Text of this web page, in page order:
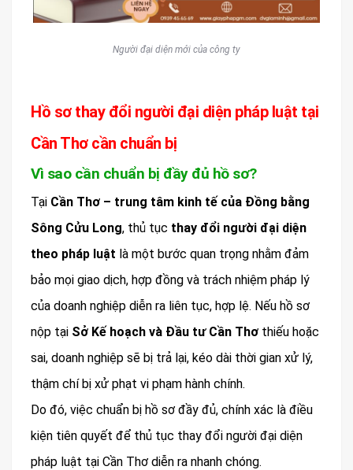
Người đại diện mới của công ty
Hồ sơ thay đổi người đại diện pháp luật tại
Cần Thơ cần chuẩn bị
Vì sao cần chuẩn bị đầy đủ hồ sơ?
Tại Cần Thơ – trung tâm kinh tế của Đồng bằng
Sông Cửu Long, thủ tục thay đổi người đại diện
theo pháp luật là một bước quan trọng nhằm đảm
bảo mọi giao dịch, hợp đồng và trách nhiệm pháp lý
của doanh nghiệp diễn ra liên tục, hợp lệ. Nếu hồ sơ
nộp tại Sở Kế hoạch và Đầu tư Cần Thơ thiếu hoặc
sai, doanh nghiệp sẽ bị trả lại, kéo dài thời gian xử lý,
thậm chí bị xử phạt vi phạm hành chính.
Do đó, việc chuẩn bị hồ sơ đầy đủ, chính xác là điều
kiện tiên quyết để thủ tục thay đổi người đại diện
pháp luật tại Cần Thơ diễn ra nhanh chóng.